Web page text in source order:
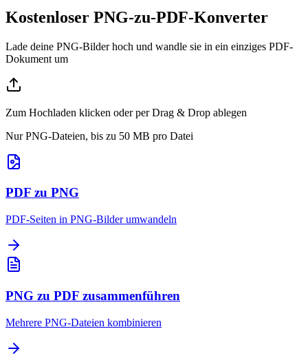
Kostenloser PNG-zu-PDF-Konverter
Lade deine PNG-Bilder hoch und wandle sie in ein einziges PDF-
Dokument um
Zum Hochladen klicken oder per Drag & Drop ablegen
Nur PNG-Dateien, bis zu 50 MB pro Datei
PDF zu PNG
PDF-Seiten in PNG-Bilder umwandeln
PNG zu PDF zusammenführen
Mehrere PNG-Dateien kombinieren